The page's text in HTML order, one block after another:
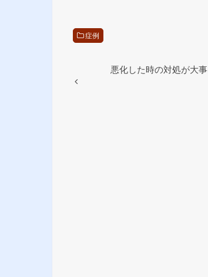
e
症例
悪化した時の対処が大事